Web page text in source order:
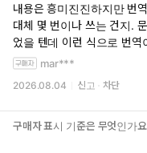
내용은 흥미진진하지만 번
대체 몇 번이나 쓰는 건지.
었을 텐데 이런 식으로 번역
mar***
2026.08.04 신고 차단
구매자 표시 기준은 무엇인가